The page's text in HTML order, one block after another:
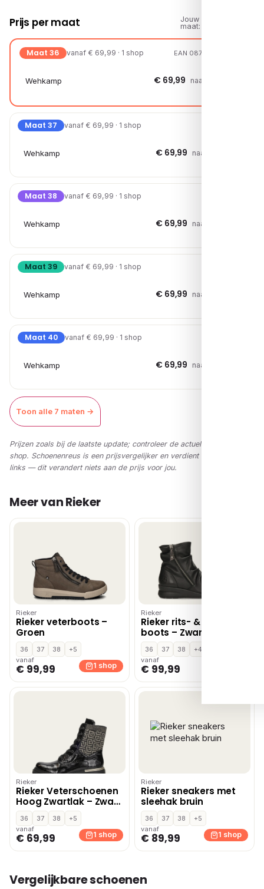
Prijs per maat
Jouw
maat:
Maat 36 vanaf € 69,99 · 1 shop EAN 08721108174616
Wehkamp € 69,99 naar shop →
Maat 37 vanaf € 69,99 · 1 shop
Wehkamp € 69,99 naar shop →
Maat 38 vanaf € 69,99 · 1 shop
Wehkamp € 69,99 naar shop →
Maat 39 vanaf € 69,99 · 1 shop
Wehkamp € 69,99 naar shop →
Maat 40 vanaf € 69,99 · 1 shop
Wehkamp € 69,99 naar shop →
Toon alle 7 maten →
Prijzen zoals bij de laatste update; controleer de actuele prijs in de
shop. Schoenenreus is een prijsvergelijker en verdient via affiliate-
links — dit verandert niets aan de prijs voor jou.
Meer van Rieker
Rieker
Rieker veterboots –
Groen
36 37 38
+5
vanaf
€ 99,99 1 shop
Rieker
Rieker rits- & gesloten
boots – Zwart
36 37 38
+4
vanaf
€ 99,99
Rieker
Rieker Veterschoenen
Hoog Zwartlak – Zwart
lak
36 37 38
+5
vanaf
€ 69,99 1 shop
Rieker
Rieker sneakers met
sleehak bruin
36 37 38
+5
vanaf
€ 89,99 1 shop
Vergelijkbare schoenen